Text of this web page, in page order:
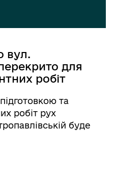
вул.
для
робіт
підготовкою та
робіт рух
буде